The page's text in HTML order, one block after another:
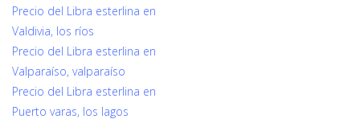
Precio del Libra esterlina en
Valdivia, los ríos
Precio del Libra esterlina en
Valparaíso, valparaíso
Precio del Libra esterlina en
Puerto varas, los lagos